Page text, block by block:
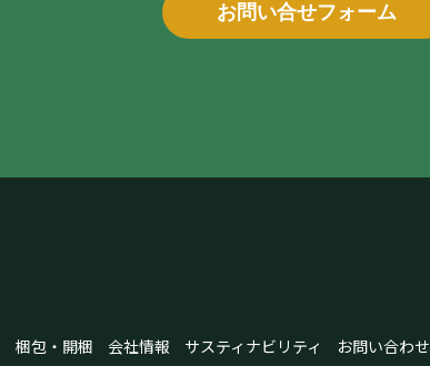
お問い合せフォーム
梱包・開梱 会社情報 サスティナビリティ お問い合わせ